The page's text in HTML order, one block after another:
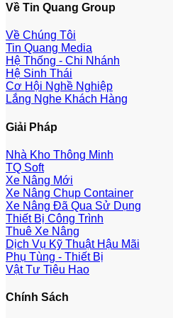
Về Tin Quang Group
Về Chúng Tôi
Tin Quang Media
Hệ Thống - Chi Nhánh
Hệ Sinh Thái
Cơ Hội Nghề Nghiệp
Lắng Nghe Khách Hàng
Giải Pháp
Nhà Kho Thông Minh
TQ Soft
Xe Nâng Mới
Xe Nâng Chụp Container
Xe Nâng Đã Qua Sử Dụng
Thiết Bị Công Trình
Thuê Xe Nâng
Dịch Vụ Kỹ Thuật Hậu Mãi
Phụ Tùng - Thiết Bị
Vật Tư Tiêu Hao
Chính Sách